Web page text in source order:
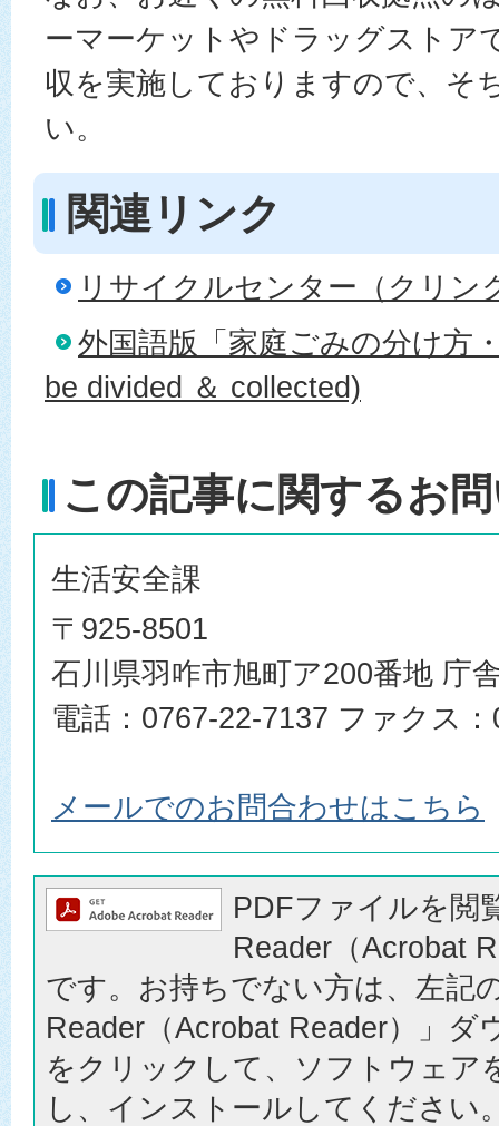
ーマーケットやドラッグストア
収を実施しておりますので、そ
い。
関連リンク
リサイクルセンター（クリン
外国語版「家庭ごみの分け方
be divided ＆ collected)
この記事に関するお
生活安全課
〒925-8501
石川県羽咋市旭町ア200番地 庁
電話：0767-22-7137 ファクス
メールでのお問合わせはこちら
PDFファイルを閲
Reader（Acrobat
です。お持ちでない方は、左記
Reader（Acrobat Reader）」ダ
をクリックして、ソフトウェア
し、インストールしてください